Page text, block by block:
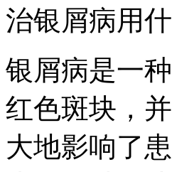
治银屑病用
银屑病是一
红色斑块，
大地影响了